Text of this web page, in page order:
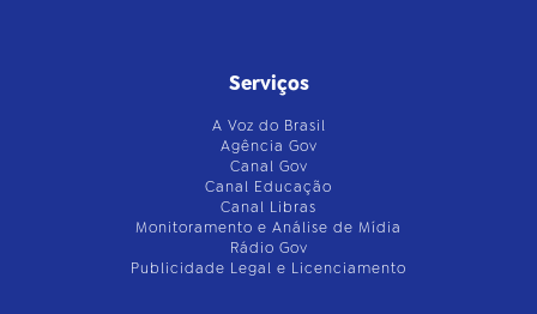
Serviços
A Voz do Brasil
Agência Gov
Canal Gov
Canal Educação
Canal Libras
Monitoramento e Análise de Mídia
Rádio Gov
Publicidade Legal e Licenciamento